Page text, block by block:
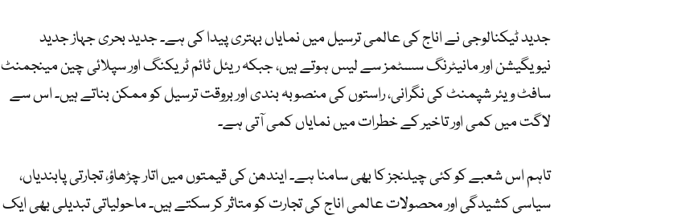
جدید ٹیکنالوجی نے اناج کی عالمی ترسیل میں نمایاں بہتری پیدا کی ہے۔ جدید بحری جہاز جدید
نیویگیشن اور مانیٹرنگ سسٹمز سے لیس ہوتے ہیں، جبکہ ریئل ٹائم ٹریکنگ اور سپلائی چین مینجمنٹ
سافٹ ویئر شپمنٹ کی نگرانی، راستوں کی منصوبہ بندی اور بروقت ترسیل کو ممکن بناتے ہیں۔ اس سے
لاگت میں کمی اور تاخیر کے خطرات میں نمایاں کمی آتی ہے۔
تاہم اس شعبے کو کئی چیلنجز کا بھی سامنا ہے۔ ایندھن کی قیمتوں میں اتار چڑھاؤ، تجارتی پابندیاں،
سیاسی کشیدگی اور محصولات عالمی اناج کی تجارت کو متاثر کر سکتے ہیں۔ ماحولیاتی تبدیلی بھی ایک